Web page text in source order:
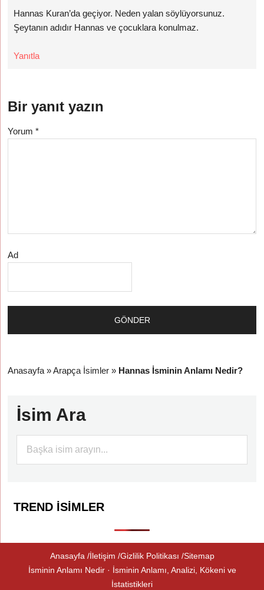
Hannas Kuran’da geçiyor. Neden yalan söylüyorsunuz.
Şeytanın adıdır Hannas ve çocuklara konulmaz.
Yanıtla
Bir yanıt yazın
Yorum*
Ad
Anasayfa »Arapça İsimler » Hannas İsminin Anlamı Nedir?
İsim Ara
TREND İSIMLER
Anasayfa İletişim Gizlilik Politikası Sitemap
İsminin Anlamı Nedir · İsminin Anlamı, Analizi, Kökeni ve
İstatistikleri